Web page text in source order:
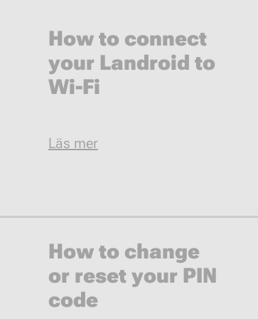
How to connect
your Landroid to
Wi-Fi
Läs mer
How to change
or reset your PIN
code